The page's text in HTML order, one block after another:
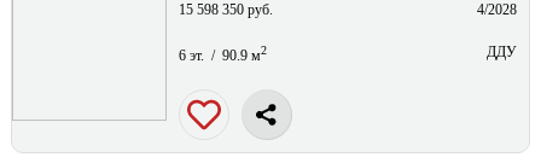
15 598 350 руб. 4/2028
6 эт. / 90.9 м2 ДДУ